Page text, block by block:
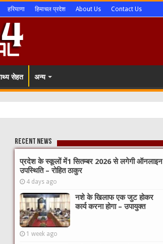
हरियाणा हिमाचल प्रदेश About Us Contact Us
सेहत अन्य
Recent News
प्रदेश के स्कूलों में1 सितम्बर 2026 से लगेगी ऑनलाइन
उपस्थिति – रोहित ठाकुर
4 days ago
नशे के खिलाफ एक जुट होकर
कार्य करना होगा – उपायुक्त
1 week ago